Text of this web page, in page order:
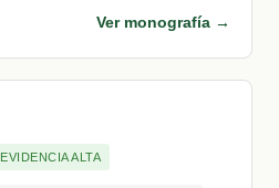
Ver monografía →
EVIDENCIA ALTA